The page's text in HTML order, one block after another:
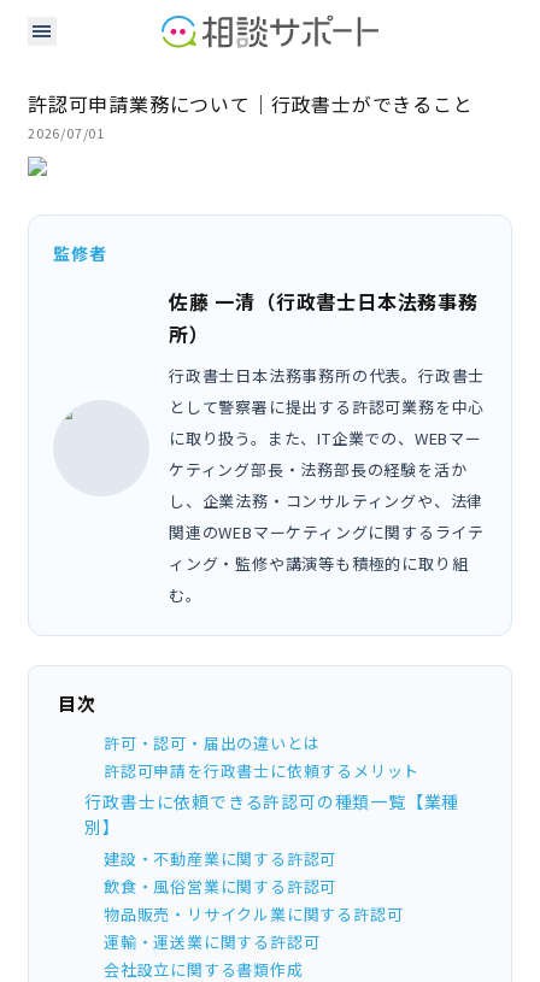
許認可申請業務について｜行政書士ができること
2026/07/01
監修者
佐藤 一清（行政書士日本法務事務
所）
行政書士日本法務事務所の代表。行政書士
として警察署に提出する許認可業務を中心
に取り扱う。また、IT企業での、WEBマー
ケティング部長・法務部長の経験を活か
し、企業法務・コンサルティングや、法律
関連のWEBマーケティングに関するライテ
ィング・監修や講演等も積極的に取り組
む。
目次
許可・認可・届出の違いとは
許認可申請を行政書士に依頼するメリット
行政書士に依頼できる許認可の種類一覧【業種
別】
建設・不動産業に関する許認可
飲食・風俗営業に関する許認可
物品販売・リサイクル業に関する許認可
運輸・運送業に関する許認可
会社設立に関する書類作成